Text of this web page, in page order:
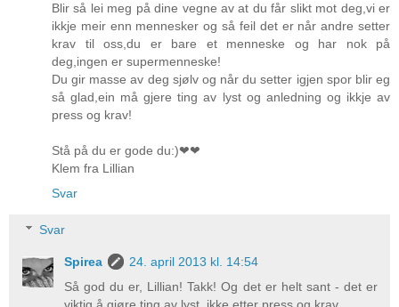
Blir så lei meg på dine vegne av at du får slikt mot deg,vi er
ikkje meir enn mennesker og så feil det er når andre setter
krav til oss,du er bare et menneske og har nok på
deg,ingen er supermenneske!
Du gir masse av deg sjølv og når du setter igjen spor blir eg
så glad,ein må gjere ting av lyst og anledning og ikkje av
press og krav!
Stå på du er gode du:)❤❤
Klem fra Lillian
Svar
Svar
Spirea
24. april 2013 kl. 14:54
Så god du er, Lillian! Takk! Og det er helt sant - det er